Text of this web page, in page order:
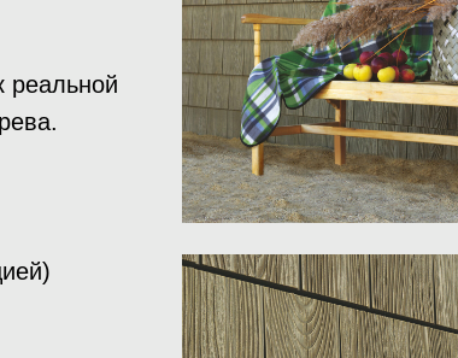
реальной